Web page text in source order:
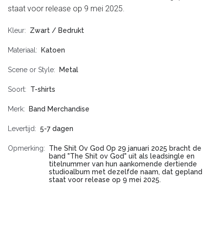
staat voor release op 9 mei 2025.
Kleur Zwart / Bedrukt
Materiaal Katoen
Scene or Style Metal
Soort T-shirts
Merk Band Merchandise
Levertijd 5-7 dagen
Opmerking
The Shit Ov God Op 29 januari 2025 bracht de
band "The Shit ov God" uit als leadsingle en
titelnummer van hun aankomende dertiende
studioalbum met dezelfde naam, dat gepland
staat voor release op 9 mei 2025.